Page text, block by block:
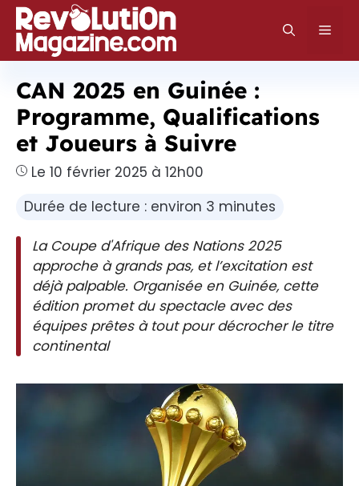
Aller
au
contenu
CAN 2025 en Guinée :
Programme, Qualifications
et Joueurs à Suivre
Le 10 février 2025 à 12h00
Durée de lecture : environ 3 minutes
La Coupe d'Afrique des Nations 2025
approche à grands pas, et l’excitation est
déjà palpable. Organisée en Guinée, cette
édition promet du spectacle avec des
équipes prêtes à tout pour décrocher le titre
continental